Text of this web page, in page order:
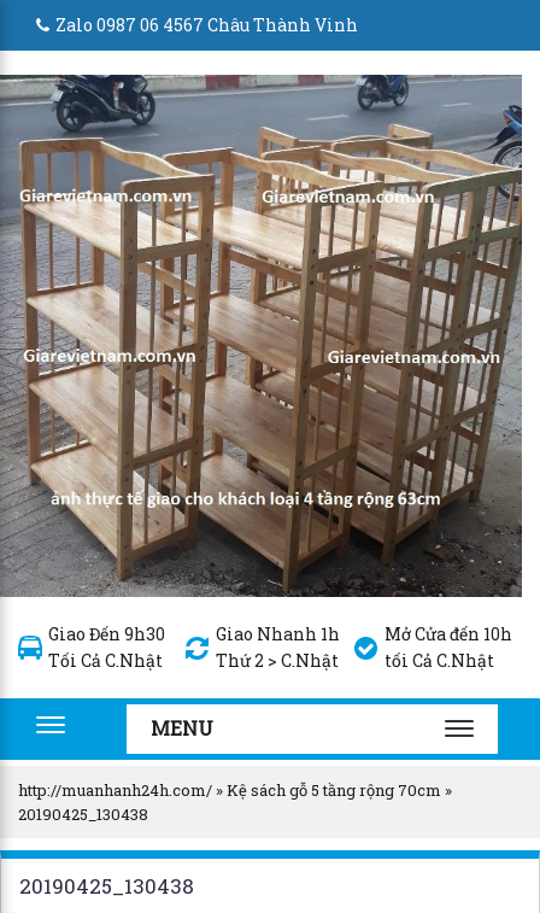
Zalo 0987 06 4567 Châu Thành Vinh
Giao Đến 9h30
Tối Cả C.Nhật
Giao Nhanh 1h
Thứ 2 > C.Nhật
Mở Cửa đến 10h
tối Cả C.Nhật
Toggle
navigation
MENU
TOGGLE
http://muanhanh24h.com/ »Kệ sách gỗ 5 tầng rộng 70cm »
20190425_130438
20190425_130438